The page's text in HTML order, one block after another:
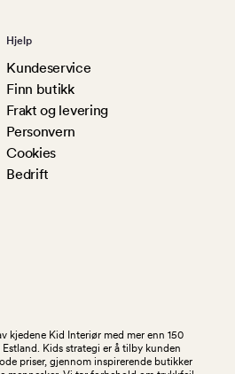
Hjelp
Kundeservice
Finn butikk
Frakt og levering
Personvern
Cookies
Bedrift
kjedene Kid Interiør med mer enn 150
Kids strategi er å tilby kunden
priser, gjennom inspirerende butikker